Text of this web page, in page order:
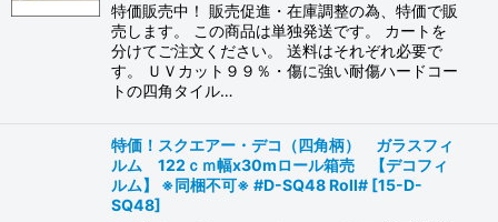
特価販売中！ 販売促進・在庫調整の為、特価で販
売します。 この商品は単独発送です。 カートを
分けてご注文ください。 送料はそれぞれ必要で
す。 ＵＶカット９９％・傷に強い耐傷ハードコー
トの四角タイル…
特価！スクエアー・デコ（四角柄） ガラスフィ
ルム 122ｃｍ幅x30mロール箱売 【デコフィ
ルム】 ※同梱不可※ #D-SQ48 Roll# [15-D-
SQ48]